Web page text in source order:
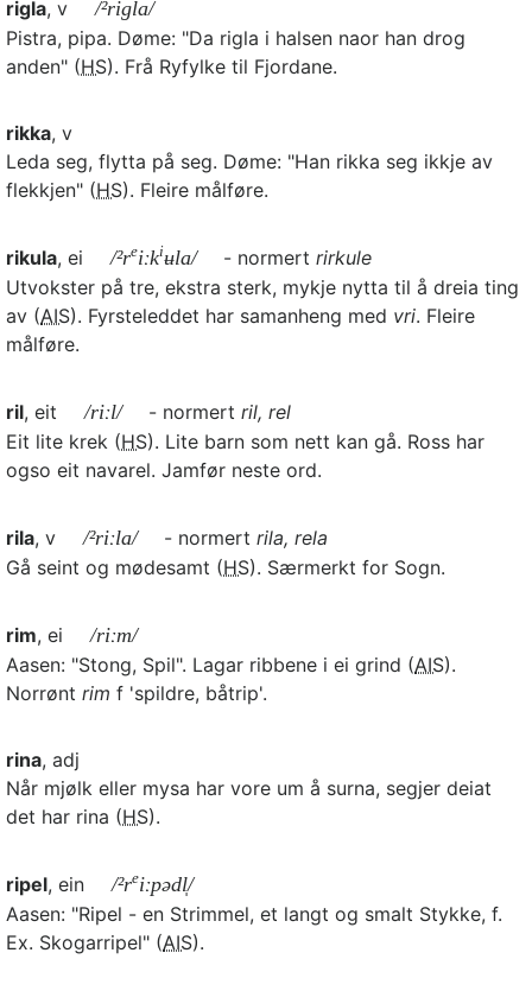
rigla, v
/²rigla/
Pistra, pipa. Døme: "Da rigla i halsen naor han drog
anden" (HS). Frå Ryfylke til Fjordane.
rikka, v
Leda seg, flytta på seg. Døme: "Han rikka seg ikkje av
flekkjen" (HS). Fleire målføre.
rikula, ei /²reiːkiʉla/ - normertrirkule
Utvokster på tre, ekstra sterk, mykje nytta til å dreia ting
av (AIS). Fyrsteleddet har samanheng med vri. Fleire
målføre.
ril, eit /riːl/ - normertril, rel
Eit lite krek (HS). Lite barn som nett kan gå. Ross har
ogso eit navarel. Jamfør neste ord.
rila, v /²riːla/ - normertrila, rela
Gå seint og mødesamt (HS). Særmerkt for Sogn.
rim, ei
/riːm/
Aasen: "Stong, Spil". Lagar ribbene i ei grind (AIS).
Norrønt rim f 'spildre, båtrip'.
rina, adj
Når mjølk eller mysa har vore um å surna, segjer deiat
det har rina (HS).
ripel, ein /²reiːpədl̩/
Aasen: "Ripel - en Strimmel, et langt og smalt Stykke, f.
Ex. Skogarripel" (AIS).